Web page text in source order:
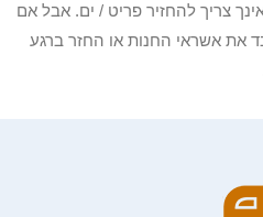
צריך להחזיר פריט / ים. אבל אם
את אשראי החנות או החזר ברגע